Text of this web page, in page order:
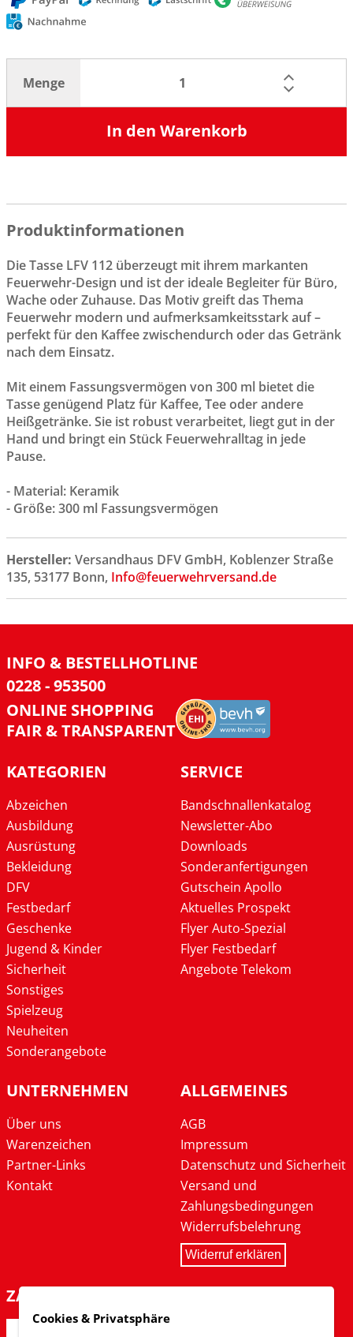
Menge
In den Warenkorb
Produktinformationen
Die Tasse LFV 112 überzeugt mit ihrem markanten
Feuerwehr-Design und ist der ideale Begleiter für Büro,
Wache oder Zuhause. Das Motiv greift das Thema
Feuerwehr modern und aufmerksamkeitsstark auf –
perfekt für den Kaffee zwischendurch oder das Getränk
nach dem Einsatz.
Mit einem Fassungsvermögen von 300 ml bietet die
Tasse genügend Platz für Kaffee, Tee oder andere
Heißgetränke. Sie ist robust verarbeitet, liegt gut in der
Hand und bringt ein Stück Feuerwehralltag in jede
Pause.
- Material: Keramik
- Größe: 300 ml Fassungsvermögen
Hersteller: Versandhaus DFV GmbH, Koblenzer Straße
135, 53177 Bonn, Info@feuerwehrversand.de
INFO & BESTELLHOTLINE
0228 - 953500
ONLINE SHOPPING
FAIR & TRANSPARENT
KATEGORIEN
Abzeichen
Ausbildung
Ausrüstung
Bekleidung
DFV
Festbedarf
Geschenke
Jugend & Kinder
Sicherheit
Sonstiges
Spielzeug
Neuheiten
Sonderangebote
SERVICE
Bandschnallenkatalog
Newsletter-Abo
Downloads
Sonderanfertigungen
Gutschein Apollo
Aktuelles Prospekt
Flyer Auto-Spezial
Flyer Festbedarf
Angebote Telekom
UNTERNEHMEN
Über uns
Warenzeichen
Partner-Links
Kontakt
ALLGEMEINES
AGB
Impressum
Datenschutz und Sicherheit
Versand und
Zahlungsbedingungen
Widerrufsbelehrung
Widerruf erklären
ZAHLARTEN
Cookies & Privatsphäre